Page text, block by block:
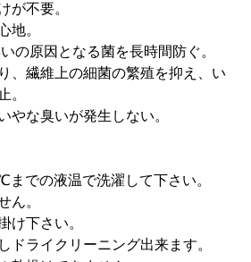
が不要。
地。
の原因となる菌を長時間防ぐ。
、繊維上の細菌の繁殖を抑え、い
。
やな臭いが発生しない。
での液温で洗濯して下さい。
ん。
け下さい。
ドライクリーニング出来ます。